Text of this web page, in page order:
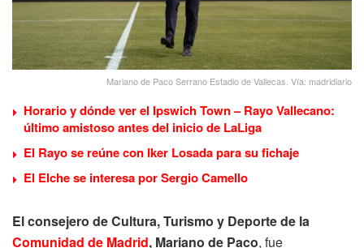
Mariano de Paco Serrano Estadio de Vallecas. Vía: madridiario
Horario y dónde ver el Ipswich Town – Rayo Vallecano:
último amistoso antes del inicio de LaLiga
El Rayo se reúne con Iker Losada para su fichaje
El Elche se interesa por Sergio Camello
El consejero de Cultura, Turismo y Deporte de la
Comunidad de Madrid, Mariano de Paco, fue